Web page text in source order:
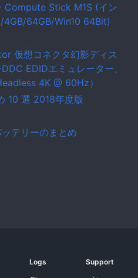
Compute Stick M1S (イン
64GB/Win10 64Bit)
仮想コネクタ幻影ディス
EDIDエミュレーター、
4K @ 60Hz）
10 選 2018年度版
テリーのまとめ
Logs
Support